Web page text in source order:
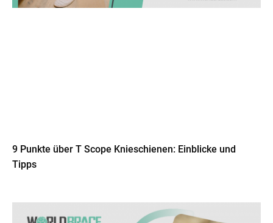
9 Punkte über T Scope Knieschienen: Einblicke und
Tipps